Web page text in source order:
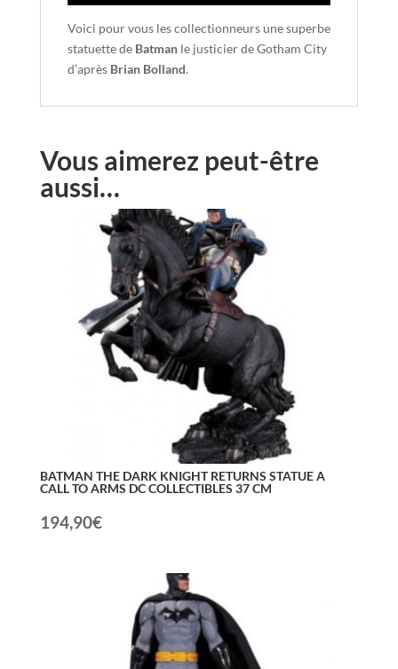
Voici pour vous les collectionneurs une superbe
statuette de Batmanle justicier de Gotham City
d’après Brian Bolland.
Vous aimerez peut-être
aussi…
BATMAN THE DARK KNIGHT RETURNS STATUE A
CALL TO ARMS DC COLLECTIBLES 37 CM
194,90€